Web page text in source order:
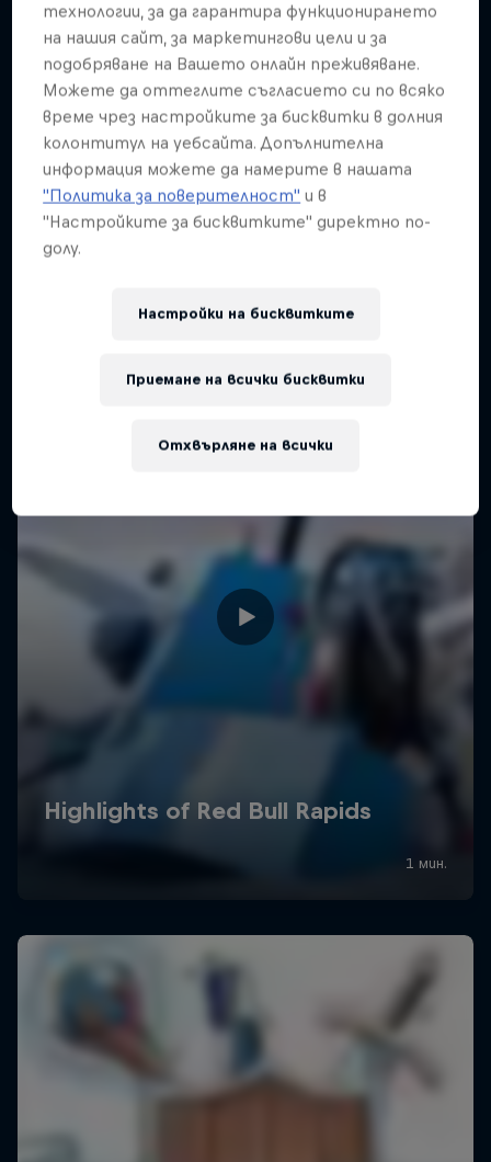
технологии, за да гарантира функционирането
на нашия сайт, за маркетингови цели и за
подобряване на Вашето онлайн преживяване.
Можете да оттеглите съгласието си по всяко
време чрез настройките за бисквитки в долния
колонтитул на уебсайта. Допълнителна
информация можете да намерите в нашата
"Политика за поверителност" и в
"Настройките за бисквитките" директно по-
долу.
Настройки на бисквитките
Отхвърляне на всички
Приемане на всички бисквитки